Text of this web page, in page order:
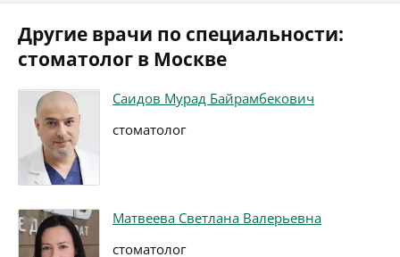
Другие врачи по специальности:
стоматолог в Москве
Саидов Мурад Байрамбекович
стоматолог
Матвеева Светлана Валерьевна
стоматолог